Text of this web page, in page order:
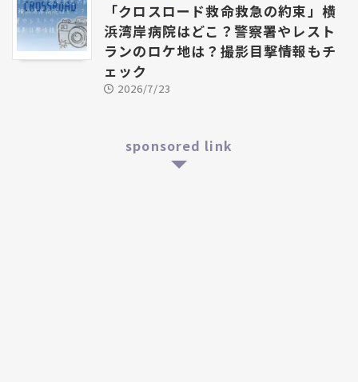
「クロスロード救命救急の約束」横
浜湾岸病院はどこ？警察署やレスト
ランのロケ地は？撮影目撃情報もチ
ェック
2026/7/23
sponsored link